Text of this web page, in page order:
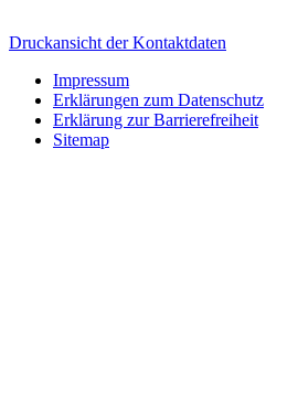
Druckansicht der Kontaktdaten
Impressum
Erklärungen zum Datenschutz
Erklärung zur Barrierefreiheit
Sitemap